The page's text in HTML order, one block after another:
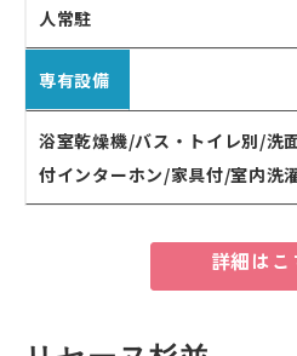
人常駐
専有設備
浴室乾燥機/バス・トイレ別/洗
付インターホン/家具付/室内洗
詳細はこ